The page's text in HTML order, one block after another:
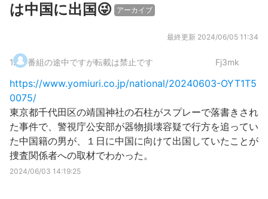
は中国に出国😜
アーカイブ
最終更新 2024/06/05 11:34
1. 番組の途中ですが転載は禁止です Fj3mk
https://www.yomiuri.co.jp/national/20240603-OYT1T5
0075/
東京都千代田区の靖国神社の石柱がスプレーで落書きされ
た事件で、警視庁公安部が器物損壊容疑で行方を追ってい
た中国籍の男が、１日に中国に向けて出国していたことが
捜査関係者への取材でわかった。
2024/06/03 14:19:25